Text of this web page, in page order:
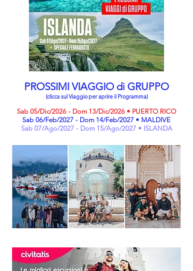
PROSSIMI VIAGGIO di GRUPPO
(clicca sul Viaggio per aprire il Programma)
Sab 05/Dic/2026 - Dom 13/Dic/2026 • PUERTO RICO
Sab 06/Feb/2027 - Dom 14/Feb/2027 • MALDIVE
Sab 07/Ago/2027 - Dom 15/Ago/2027 • ISLANDA